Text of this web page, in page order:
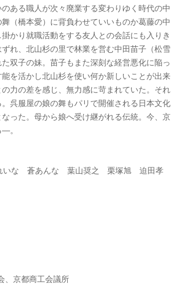
ある職人が次々廃業する変わりゆく時代の中
（橋本愛）に背負わせていいものか葛藤の中
かり就職活動をする友人との会話にも入りき
れ、北山杉の里で林業を営む中田苗子（松雪
双子の妹。苗子もまた深刻な経営悪化に陥っ
を活かし北山杉を使い何か新しいことが出来
力の差を感じ、無力感に苛まれていた。それ
呉服屋の娘の舞もパリで開催される日本文化
った。母から娘へ受け継がれる伝統。今、京
。
いな 蒼あんな 葉山奨之 栗塚旭 迫田孝
、京都商工会議所